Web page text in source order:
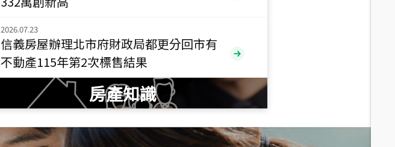
小西華 1,938萬
115年07月 成交
捷豹
台北市中山區長春路
115年07月 成交
十泉十美
台北市北投區光明路
總價
1,020萬
2026.07.23
信義房屋辦理北市府財政局都更分回市有
不動產115年第2次標售結果
房產知識